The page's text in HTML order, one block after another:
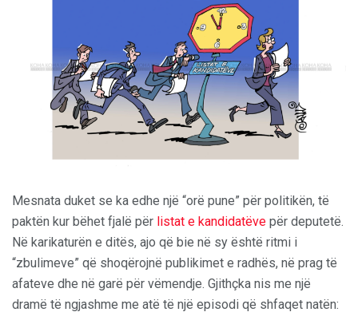
Mesnata duket se ka edhe një “orë pune” për politikën, të
paktën kur bëhet fjalë për listat e kandidatëve për deputetë.
Në karikaturën e ditës, ajo që bie në sy është ritmi i
“zbulimeve” që shoqërojnë publikimet e radhës, në prag të
afateve dhe në garë për vëmendje. Gjithçka nis me një
dramë të ngjashme me atë të një episodi që shfaqet natën: